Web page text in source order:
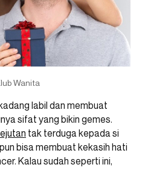
Wanita
labil dan membuat
sifat yang bikin gemes.
tak terduga kepada si
bisa membuat kekasih hati
Kalau sudah seperti ini,